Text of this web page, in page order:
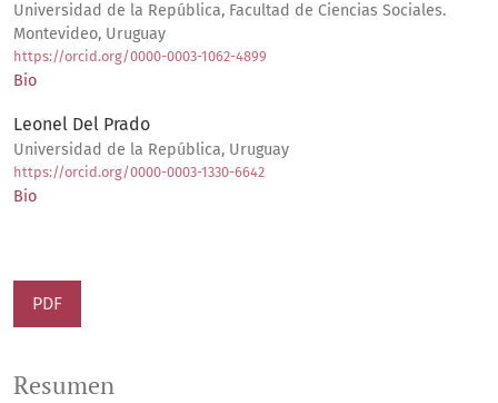
Universidad de la República, Facultad de Ciencias Sociales.
Montevideo, Uruguay
https://orcid.org/0000-0003-1062-4899
Bio
Leonel Del Prado
Universidad de la República, Uruguay
https://orcid.org/0000-0003-1330-6642
Bio
PDF
Resumen